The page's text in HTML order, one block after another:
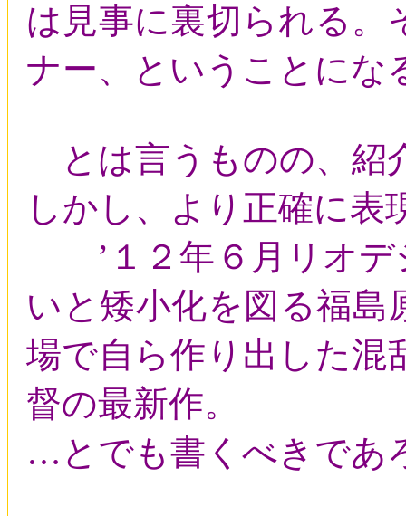
は見事に裏切られる。
ナー、ということにな
とは言うものの、紹
しかし、より正確に表
’１２年６月リオデ
いと矮小化を図る福島
場で自ら作り出した混
督の最新作。
…とでも書くべきで